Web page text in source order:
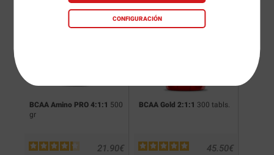
CONFIGURACIÓN
BCAA Amino PRO 4:1:1 500
gr
€
21.90
BCAA Gold 2:1:1 300 tabls.
€
45.50